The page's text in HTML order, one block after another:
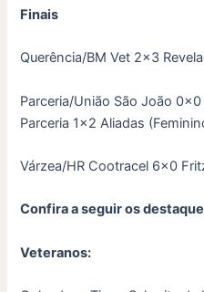
Finais
Querência/BM Vet 2×3
Parceria/União São João
Parceria 1×2 Aliadas
Várzea/HR Cootracel 6×0
Confira a seguir os
Veteranos: